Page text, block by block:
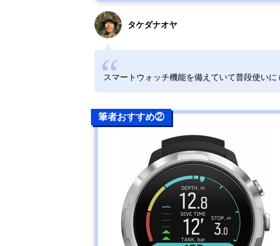
タケダナオヤ
スマートウォッチ機能を備えていて普段使いに
筆者おすすめ②